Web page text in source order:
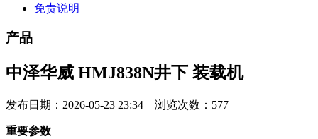
免责说明
产品
中泽华威 HMJ838N井下 装载机
发布日期：2026-05-23 23:34 浏览次数： 577
重要参数